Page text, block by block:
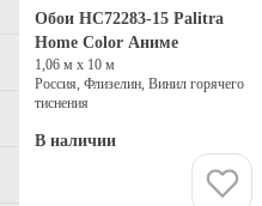
Обои HC72283-15 Palitra
Home Color Аниме
1,06 м х 10 м
Россия, Флизелин, Винил горячего
тиснения
В наличии